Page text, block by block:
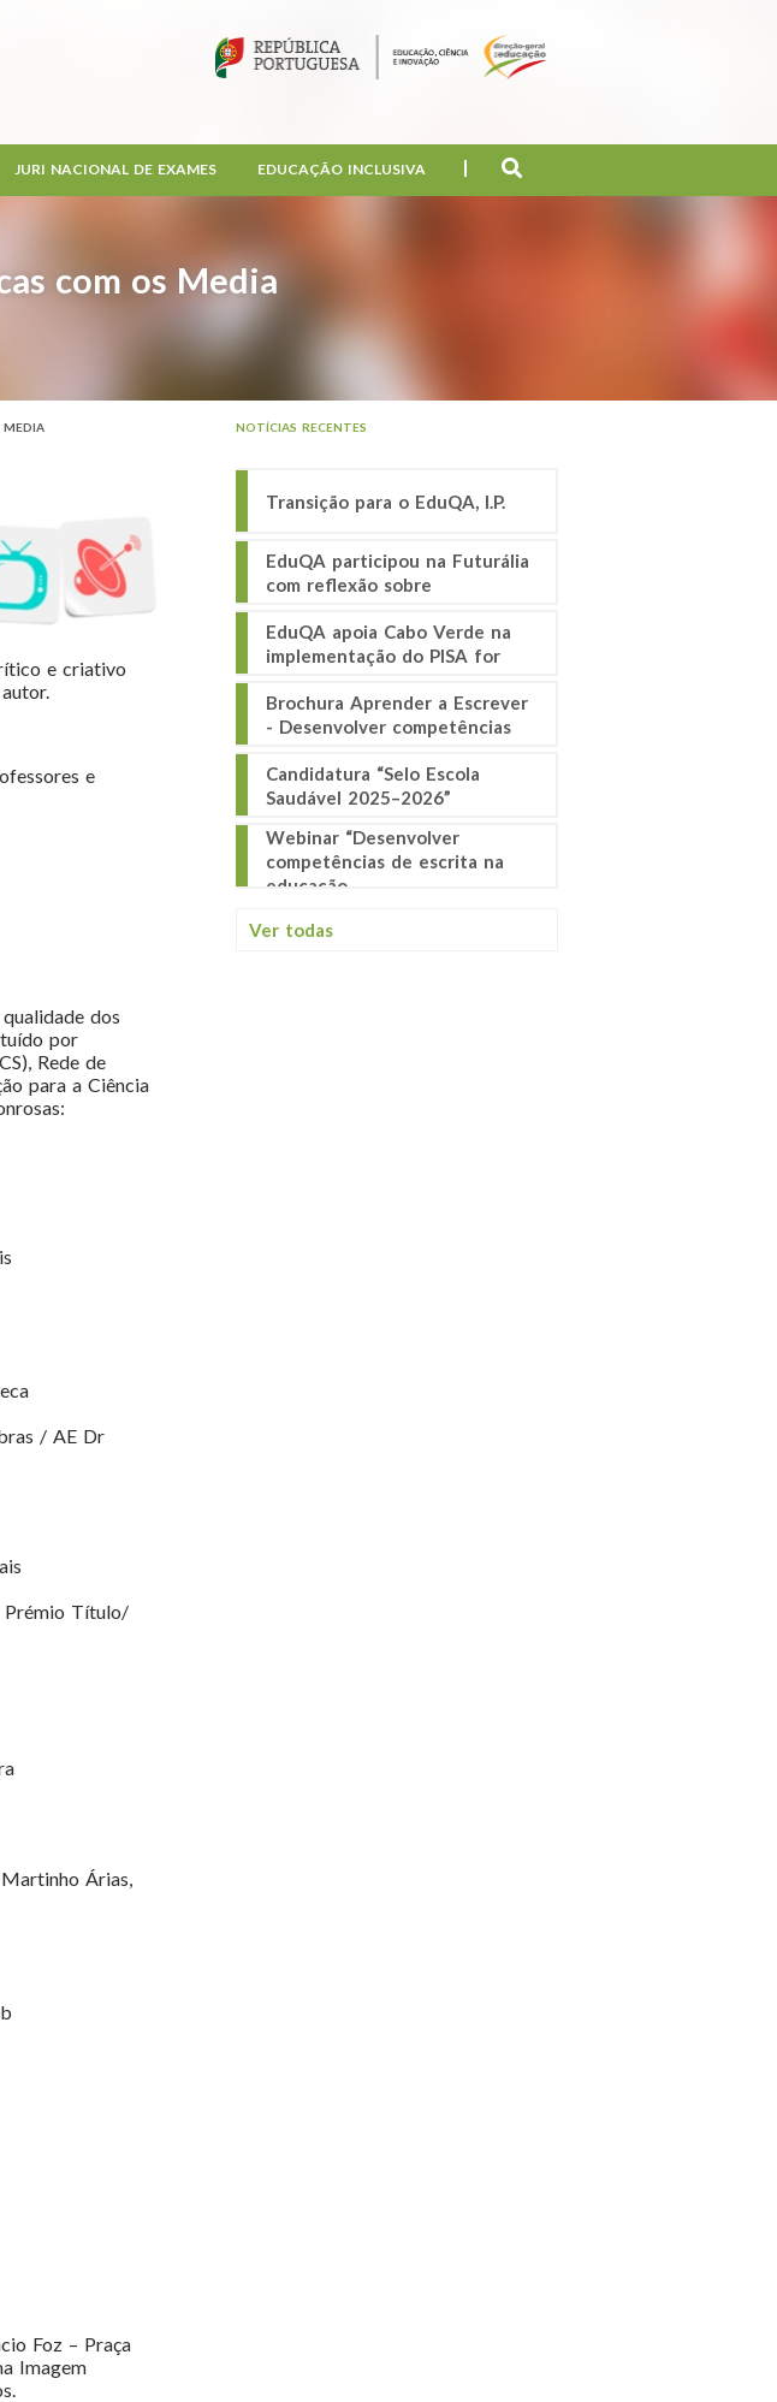
com os Media
JURI NACIONAL DE EXAMES EDUCAÇÃO INCLUSIVA
MEDIA
e criativo
e
dos
por
Rede de
para a Ciência
/ AE Dr
Prémio Título/
Árias,
Foz – Praça
Imagem
NOTÍCIAS RECENTES
Transição para o EduQA, I.P.
EduQA participou na Futurália
com reflexão sobre
EduQA apoia Cabo Verde na
implementação do PISA for
Brochura Aprender a Escrever
- Desenvolver competências
Candidatura “Selo Escola
Saudável 2025–2026”
Webinar “Desenvolver
competências de escrita na
educação
Ver todas